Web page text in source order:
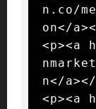
n.co/
on</
n</
<p><a